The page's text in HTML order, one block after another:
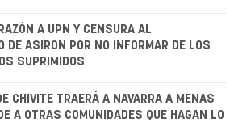
A UPN Y CENSURA AL
DE ASIRON POR NO INFORMAR DE LOS
SUPRIMIDOS
CHIVITE TRAERÁ A NAVARRA A MENAS
A OTRAS COMUNIDADES QUE HAGAN LO